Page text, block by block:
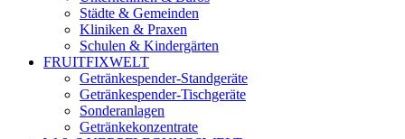
Städte & Gemeinden
Kliniken & Praxen
Schulen & Kindergärten
FRUITFIXWELT
Getränkespender-Standgeräte
Getränkespender-Tischgeräte
Sonderanlagen
Getränkekonzentrate